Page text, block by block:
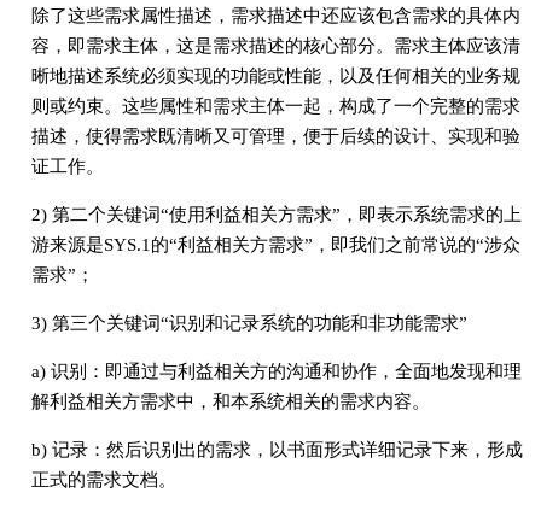
除了这些需求属性描述，需求描述中还应该包含需求的具体内
容，即需求主体，这是需求描述的核心部分。需求主体应该清
晰地描述系统必须实现的功能或性能，以及任何相关的业务规
则或约束。这些属性和需求主体一起，构成了一个完整的需求
描述，使得需求既清晰又可管理，便于后续的设计、实现和验
证工作。
2) 第二个关键词“使用利益相关方需求”，即表示系统需求的上
游来源是SYS.1的“利益相关方需求”，即我们之前常说的“涉众
需求”；
3) 第三个关键词“识别和记录系统的功能和非功能需求”
a) 识别：即通过与利益相关方的沟通和协作，全面地发现和理
解利益相关方需求中，和本系统相关的需求内容。
b) 记录：然后识别出的需求，以书面形式详细记录下来，形成
正式的需求文档。